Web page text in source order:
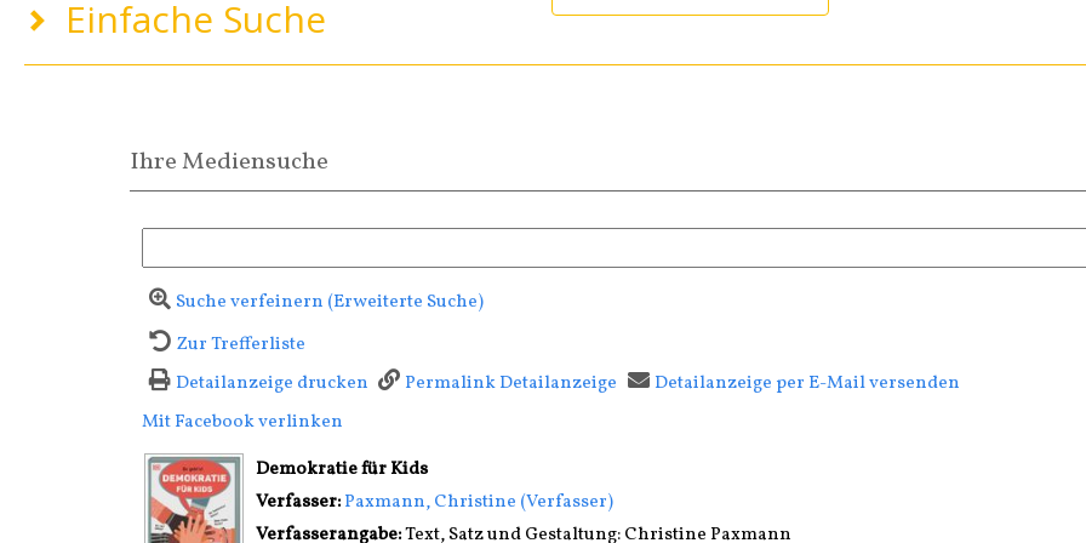
Einfache Suche
Ihre Mediensuche
Suche verfeinern (Erweiterte Suche)
Zur Trefferliste
Detailanzeige drucken
Permalink Detailanzeige Detailanzeige per E-Mail versenden
Mit Facebook verlinken
wird in neuem Tab geöffnet
Demokratie für Kids
Verfasser:Suche nach diesem Verfasser
Paxmann, Christine (Verfasser)
Verfasserangabe:Text, Satz und Gestaltung: Christine Paxmann